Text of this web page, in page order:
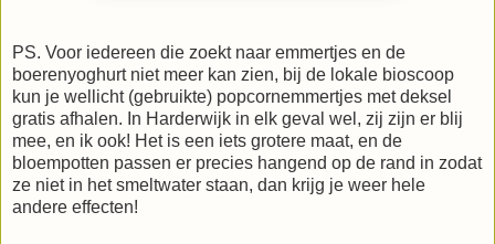
PS. Voor iedereen die zoekt naar emmertjes en de
boerenyoghurt niet meer kan zien, bij de lokale bioscoop
kun je wellicht (gebruikte) popcornemmertjes met deksel
gratis afhalen. In Harderwijk in elk geval wel, zij zijn er blij
mee, en ik ook! Het is een iets grotere maat, en de
bloempotten passen er precies hangend op de rand in zodat
ze niet in het smeltwater staan, dan krijg je weer hele
andere effecten!